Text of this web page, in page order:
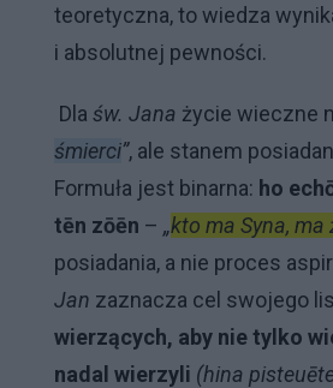
teoretyczna, to wiedza
i absolutnej pewności.
Dla św. Jana życie wieczne
śmierci”, ale stanem
Formuła jest binarna: ho
tēn zōēn – „kto ma Syna, ma
posiadania, a nie proces
Jan zaznacza cel swojego
wierzących, aby nie tylko
nadal wierzyli (hina